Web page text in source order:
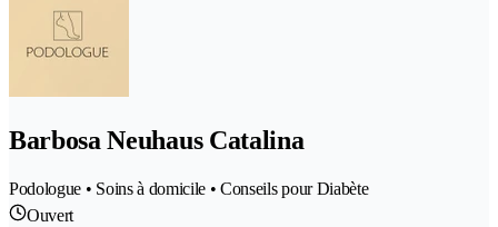
Barbosa Neuhaus Catalina
Podologue • Soins à domicile • Conseils pour Diabète
Ouvert